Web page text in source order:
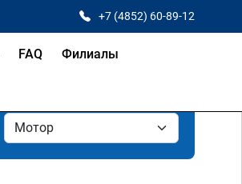
+7 (4852) 60-89-12
FAQ Филиалы